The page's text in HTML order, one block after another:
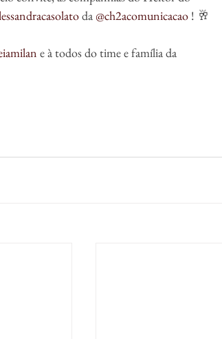
da @ch2acomunicacao ! 🥂
e à todos do time e família da